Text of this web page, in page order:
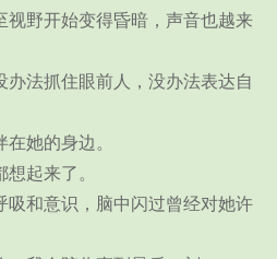
视野开始变得昏暗，声音也越来
法抓住眼前人，没办法表达自
她的身边。
起来了。
和意识，脑中闪过曾经对她许